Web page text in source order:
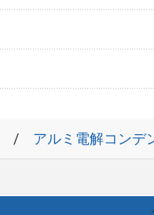
アルミ電解コンデ